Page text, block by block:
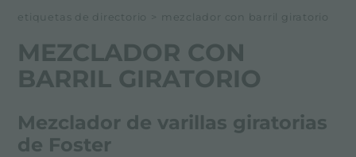
etiquetas de directorio > mezclador con barril giratorio
MEZCLADOR CON
BARRIL GIRATORIO
Mezclador de varillas giratorias
de Foster